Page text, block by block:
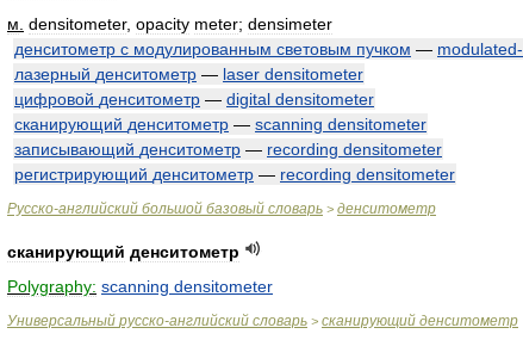
м densitometer, opacity meter; densimeter
денситометр с модулированным световым пучком — modulated-
лазерный денситометр — laser densitometer
цифровой денситометр — digital densitometer
сканирующий денситометр — scanning densitometer
записывающий денситометр — recording densitometer
регистрирующий денситометр — recording densitometer
Русско-английский большой базовый словарь > денситометр
сканирующий денситометр
Polygraphy: scanning densitometer
Универсальный русско-английский словарь > сканирующий денситометр